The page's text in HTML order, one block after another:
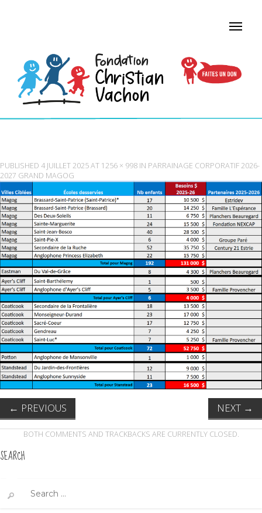
PUBLISHED 4 JUILLET 2025AT 1256 × 998 IN PARRAINAGE CORPORATIF 2026-
2027 GRAND MAGOG
← PREVIOUS NEXT →
BOTH COMMENTS AND TRACKBACKS ARE CURRENTLY CLOSED.
SEARCH
for: